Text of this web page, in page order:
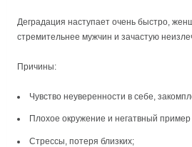
Деградация наступает очень быстро,
стремительнее мужчин и зачастую
Причины:
Чувство неуверенности в себе,
Плохое окружение и негатвный
Стрессы, потеря близких;